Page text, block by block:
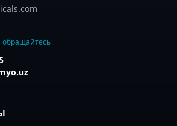
обращайтесь